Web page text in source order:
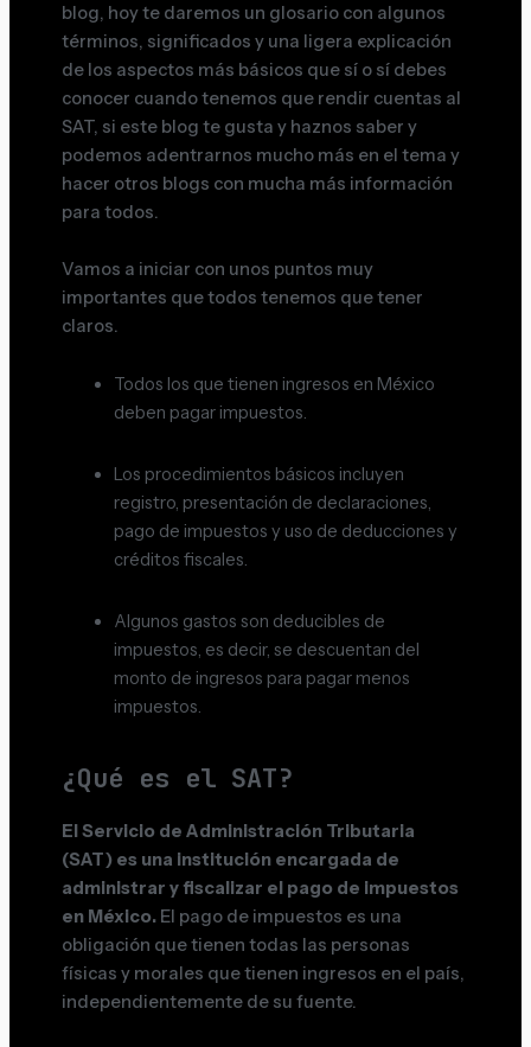
blog, hoy te daremos un glosario con algunos
términos, significados y una ligera explicación
de los aspectos más básicos que sí o sí debes
conocer cuando tenemos que rendir cuentas al
SAT, si este blog te gusta y haznos saber y
podemos adentrarnos mucho más en el tema y
hacer otros blogs con mucha más información
para todos.
Vamos a iniciar con unos puntos muy
importantes que todos tenemos que tener
claros.
Todos los que tienen ingresos en México
deben pagar impuestos.
Los procedimientos básicos incluyen
registro, presentación de declaraciones,
pago de impuestos y uso de deducciones y
créditos fiscales.
Algunos gastos son deducibles de
impuestos, es decir, se descuentan del
monto de ingresos para pagar menos
impuestos.
¿Qué es el SAT?
El Servicio de Administración Tributaria
(SAT) es una institución encargada de
administrar y fiscalizar el pago de impuestos
en México. El pago de impuestos es una
obligación que tienen todas las personas
físicas y morales que tienen ingresos en el país,
independientemente de su fuente.